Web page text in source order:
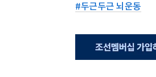
#두근두근 뇌운동